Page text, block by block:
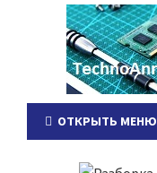
ОТКРЫТЬ МЕНЮ